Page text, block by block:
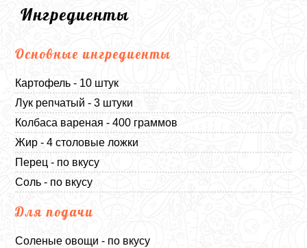
Ингредиенты
Основные ингредиенты
Картофель - 10 штук
Лук репчатый - 3 штуки
Колбаса вареная - 400 граммов
Жир - 4 столовые ложки
Перец - по вкусу
Соль - по вкусу
Для подачи
Соленые овощи - по вкусу